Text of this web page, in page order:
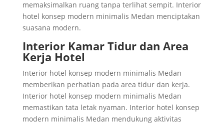
memaksimalkan ruang tanpa terlihat sempit. Interior
hotel konsep modern minimalis Medan menciptakan
suasana modern.
Interior Kamar Tidur dan Area
Kerja Hotel
Interior hotel konsep modern minimalis Medan
memberikan perhatian pada area tidur dan kerja.
Interior hotel konsep modern minimalis Medan
memastikan tata letak nyaman. Interior hotel konsep
modern minimalis Medan mendukung aktivitas